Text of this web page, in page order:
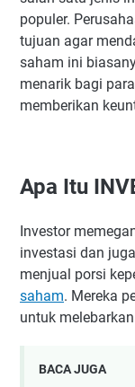
populer.
tujuan agar
saham ini
menarik bagi
memberikan
Apa Itu
Investor
investasi dan
menjual porsi
saham. Mereka
untuk
BACA JUGA